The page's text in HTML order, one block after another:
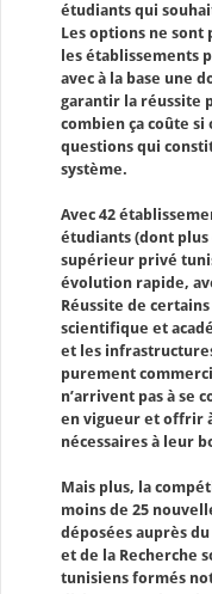
étudiants qui
Les options ne sont
les établissements
avec à la base une
garantir la réussite
combien ça coûte si
questions qui
système.
Avec 42
étudiants (dont plus
supérieur privé
évolution rapide,
Réussite de
scientifique et
et les
purement
n’arrivent pas à se
en vigueur et offrir
nécessaires à leur
Mais plus, la
moins de 25
déposées auprès
et de la Recherche
tunisiens formés